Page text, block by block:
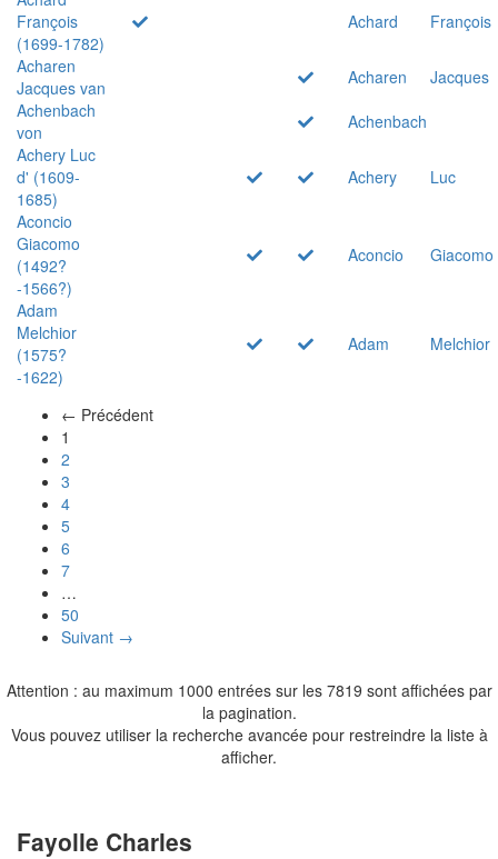
François
(1699-1782)
Achard
François
Acharen
Jacques van
Acharen
Jacques
Achenbach
von
Achenbach
Achery Luc
d' (1609-
1685)
Achery
Luc
Aconcio
Giacomo
(1492?
-1566?)
Aconcio Giacomo
Adam
Melchior
(1575?
-1622)
Adam Melchior
← Précédent
1
2
3
4
5
6
7
…
50
Suivant →
Attention : au maximum 1000 entrées sur les 7819 sont affichées par
la pagination.
Vous pouvez utiliser la recherche avancée pour restreindre la liste à
afficher.
Fayolle Charles